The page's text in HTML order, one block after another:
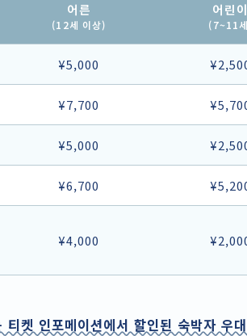
어른
(12세 이상)
어린이
(7~11
¥5,000
¥7,700
¥5,000
¥6,700
¥4,000
티켓 인포메이션에서 할인된 숙박자 우